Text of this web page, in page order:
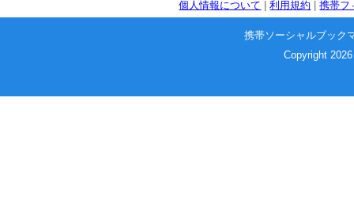
個人情報について |利用規約 |携帯フ
携帯ソーシャルブック
Copyright